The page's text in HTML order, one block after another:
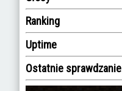
Ranking
Uptime
Ostatnie sprawdzanie